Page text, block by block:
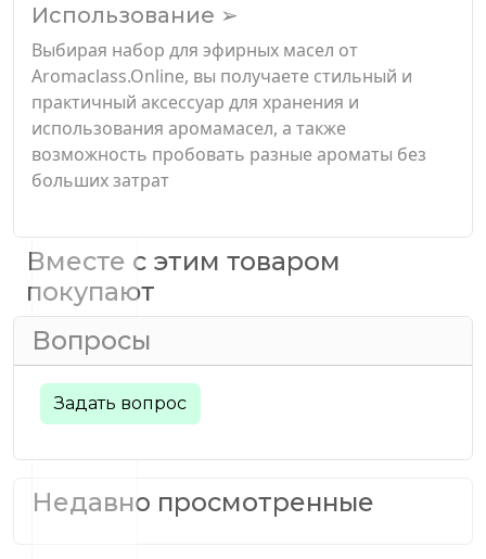
Использование ➢
Выбирая набор для эфирных масел от
Aromaclass.Online, вы получаете стильный и
практичный аксессуар для хранения и
использования аромамасел, а также
возможность пробовать разные ароматы без
больших затрат
Вместе с этим товаром
покупают
Вопросы
Задать вопрос
Недавно просмотренные